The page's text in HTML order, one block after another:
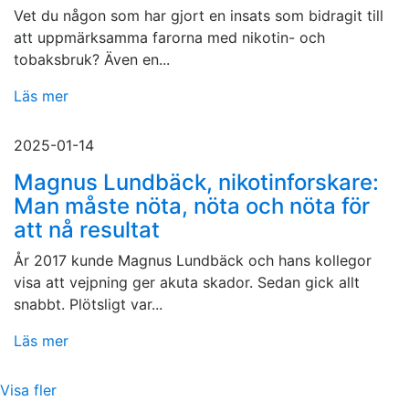
Vet du någon som har gjort en insats som bidragit till
att uppmärksamma farorna med nikotin- och
tobaksbruk? Även en...
Läs mer
2025-01-14
Magnus Lundbäck, nikotinforskare:
Man måste nöta, nöta och nöta för
att nå resultat
År 2017 kunde Magnus Lundbäck och hans kollegor
visa att vejpning ger akuta skador. Sedan gick allt
snabbt. Plötsligt var...
Läs mer
Visa fler